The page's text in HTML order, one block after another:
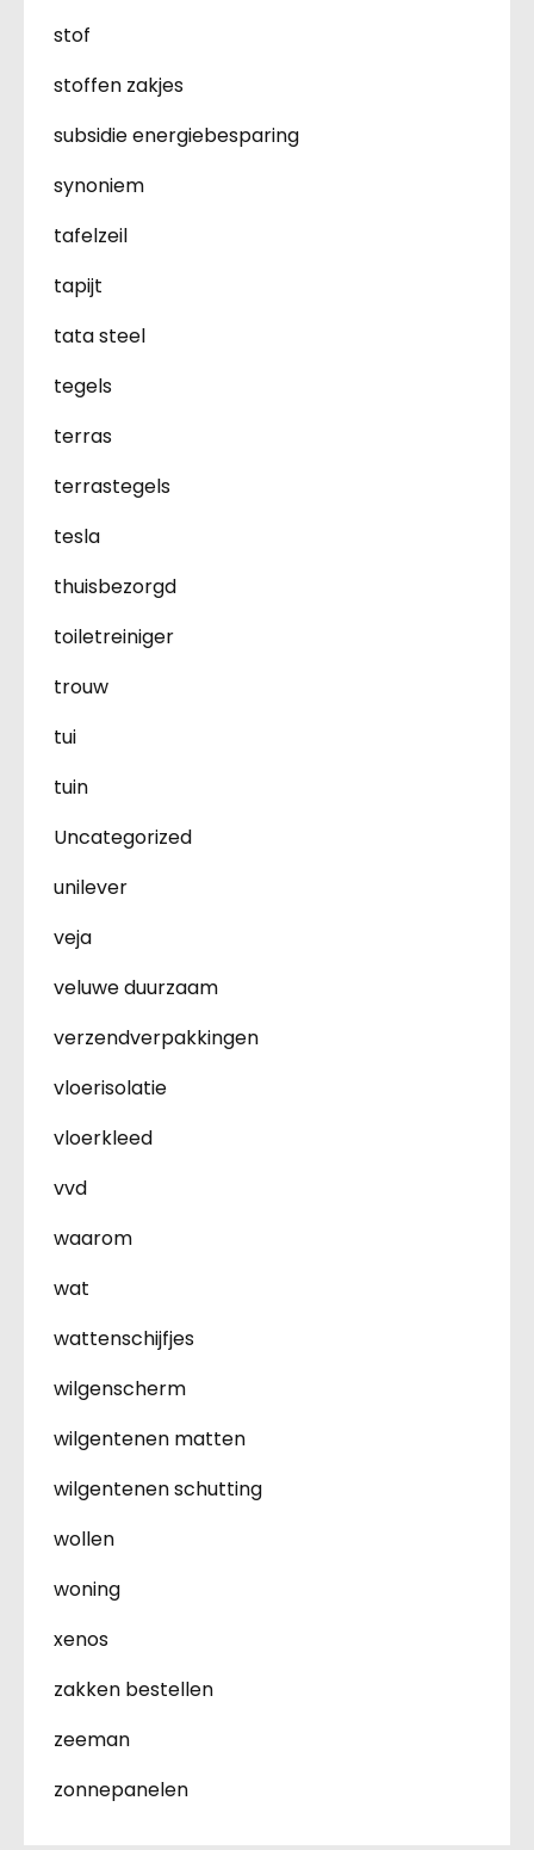
stof
stoffen zakjes
subsidie energiebesparing
synoniem
tafelzeil
tapijt
tata steel
tegels
terras
terrastegels
tesla
thuisbezorgd
toiletreiniger
trouw
tui
tuin
Uncategorized
unilever
veja
veluwe duurzaam
verzendverpakkingen
vloerisolatie
vloerkleed
vvd
waarom
wat
wattenschijfjes
wilgenscherm
wilgentenen matten
wilgentenen schutting
wollen
woning
xenos
zakken bestellen
zeeman
zonnepanelen